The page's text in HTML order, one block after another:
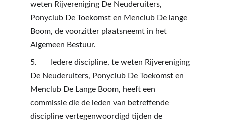
weten Rijvereniging De Neuderuiters,
Ponyclub De Toekomst en Menclub De lange
Boom, de voorzitter plaatsneemt in het
Algemeen Bestuur.
5.       Iedere discipline, te weten Rijvereniging
De Neuderuiters, Ponyclub De Toekomst en
Menclub De Lange Boom, heeft een
commissie die de leden van betreffende
discipline vertegenwoordigd tijden de